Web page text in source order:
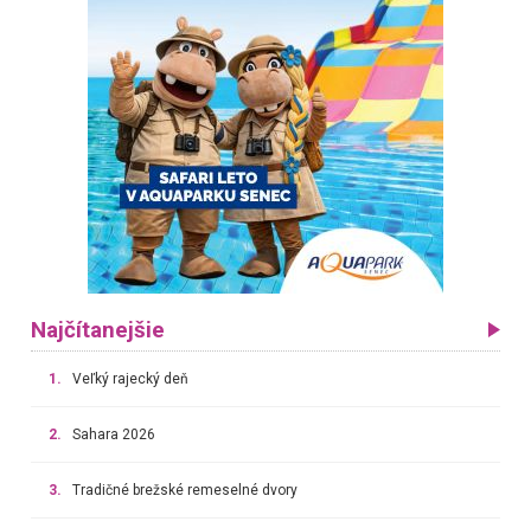
Najčítanejšie
1. Veľký rajecký deň
2. Sahara 2026
3. Tradičné brežské remeselné dvory